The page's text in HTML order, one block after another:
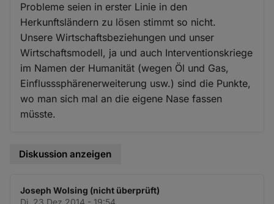
Probleme seien in erster Linie in den
Herkunftsländern zu lösen stimmt so nicht.
Unsere Wirtschaftsbeziehungen und unser
Wirtschaftsmodell, ja und auch Interventionskriege
im Namen der Humanität (wegen Öl und Gas,
Einflusssphärenerweiterung usw.) sind die Punkte,
wo man sich mal an die eigene Nase fassen
müsste.
Diskussion anzeigen
Joseph Wolsing (nicht überprüft)
Di. 23 Dez 2014 - 19:54